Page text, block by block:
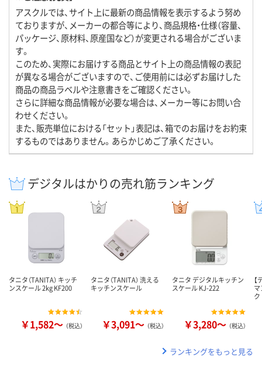
アスクルでは、サイト上に最新の商品情報を表示するよう努め
ておりますが、メーカーの都合等により、商品規格・仕様（容量、
パッケージ、原材料、原産国など）が変更される場合がございま
す。
このため、実際にお届けする商品とサイト上の商品情報の表記
が異なる場合がございますので、ご使用前には必ずお届けした
商品の商品ラベルや注意書きをご確認ください。
さらに詳細な商品情報が必要な場合は、メーカー等にお問い合
わせください。
また、販売単位における「セット」表記は、箱でのお届けをお約束
するものではありません。あらかじめご了承ください。
デジタルはかりの売れ筋ランキング
タニタ（TANITA） キッチ
ンスケール 2kg KF200
￥1,582～ （税込）
タニタ（TANITA） 洗える
キッチンスケール
￥3,091～ （税込）
タニタ デジタルキッチン
スケール KJ-222
￥3,280～ （税込）
ランキングをもっと見る